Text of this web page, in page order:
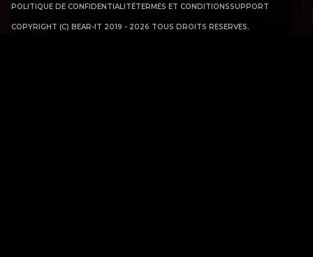
POLITIQUE DE CONFIDENTIALITÉTERMES ET CONDITIONSSUPPORT
COPYRIGHT (C) BEAR-IT 2019 - 2026 TOUS DROITS RESERVES.